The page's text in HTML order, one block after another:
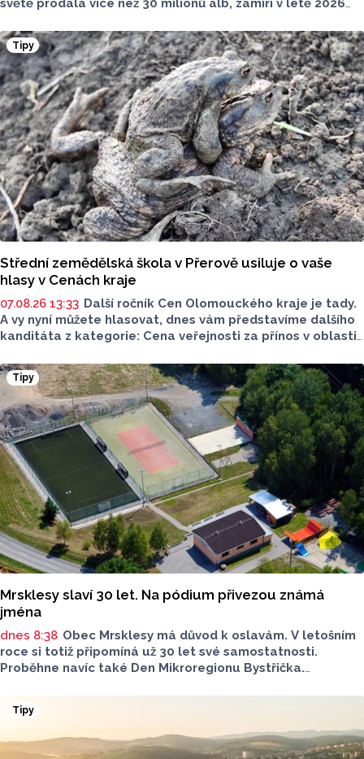
světě prodala více než 30 milionů alb, zamíří v létě 2026
v Amfiteátru Mikulov. Jako speciální host se představí
pražská skupina Precedens.
Tipy
Střední zemědělská škola v Přerově usiluje o vaše
hlasy v Cenách kraje
07.08.26 13:33 Další ročník Cen Olomouckého kraje je tady.
A vy nyní můžete hlasovat, dnes vám představíme dalšího
kanditáta z kategorie: Cena veřejnosti za přínos v oblasti
v Přerově, která má nominaci v kategorii: Významný počin
v ochraně životního prostředí - právnická osoba.
Tipy
Mrsklesy slaví 30 let. Na pódium přivezou známá
jména
dnes 8:38 Obec Mrsklesy má důvod k oslavám. V letošním
roce si totiž připomíná už 30 let své samostatnosti.
Proběhne navíc také Den Mikroregionu Bystřička.
ani spousta hudebních vystoupení.
Tipy